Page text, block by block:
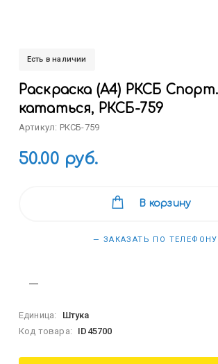
Есть в наличии
Раскраска (А4) РКСБ
кататься, РКСБ-759
Артикул: РКСБ-759
50.00 руб.
В корзину
— ЗАКАЗАТЬ ПО ТЕЛЕФОНУ
Единица:
Штука
Код товара:
ID45700